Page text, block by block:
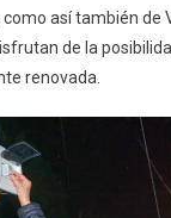
así también de
de la
renovada.